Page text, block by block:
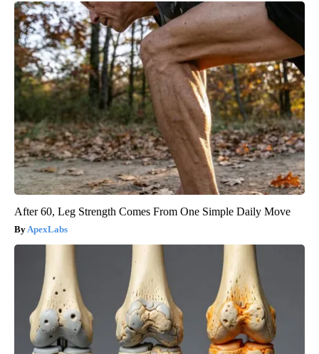
After 60, Leg Strength Comes From One Simple Daily Move
ApexLabs